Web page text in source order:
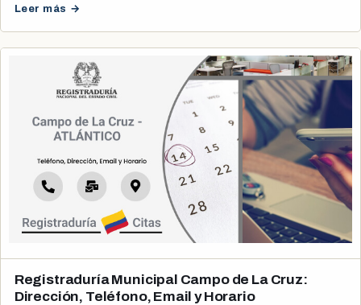
Leer más →
Registraduría Municipal Campo de La Cruz:
Dirección, Teléfono, Email y Horario